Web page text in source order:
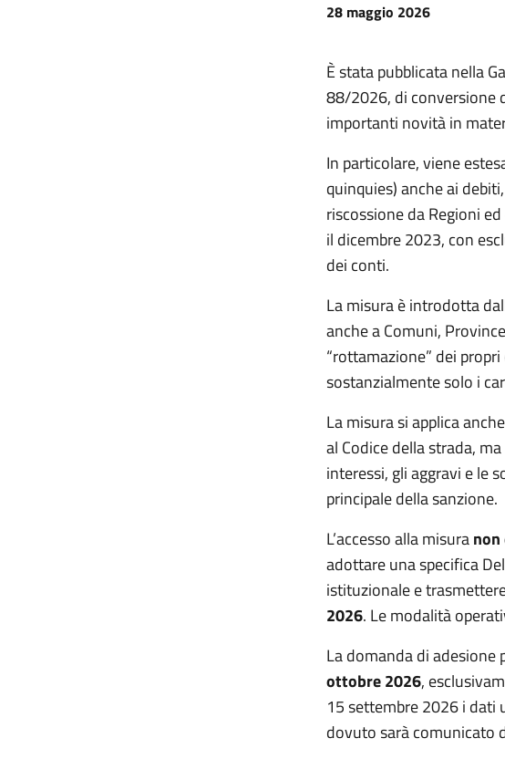
28 maggio 2026
È stata pubblicata nella
88/2026, di conversione
importanti novità in
In particolare, viene
quinquies) anche ai
riscossione da Regioni
il dicembre 2023, con
dei conti.
La misura è introdotta
anche a Comuni,
“rottamazione” dei
sostanzialmente solo i
La misura si applica
al Codice della strada,
interessi, gli aggravi e le
principale della sanzione.
L’accesso alla misura
adottare una specifica
istituzionale e
2026. Le modalità
La domanda di adesione
ottobre 2026,
15 settembre 2026 i dati
dovuto sarà comunicato